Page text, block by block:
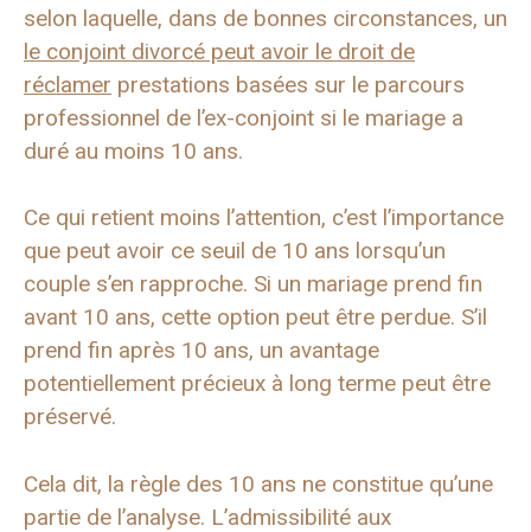
selon laquelle, dans de bonnes circonstances, un
le conjoint divorcé peut avoir le droit de
réclamer prestations basées sur le parcours
professionnel de l’ex-conjoint si le mariage a
duré au moins 10 ans.
Ce qui retient moins l’attention, c’est l’importance
que peut avoir ce seuil de 10 ans lorsqu’un
couple s’en rapproche. Si un mariage prend fin
avant 10 ans, cette option peut être perdue. S’il
prend fin après 10 ans, un avantage
potentiellement précieux à long terme peut être
préservé.
Cela dit, la règle des 10 ans ne constitue qu’une
partie de l’analyse. L’admissibilité aux